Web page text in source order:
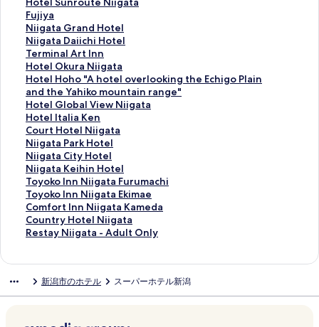
k
o
N
i
i
g
a
t
a
の
ペ
ー
ジ
を
開
く
リ
ン
l
&
R
e
s
o
r
t
N
i
i
g
a
t
a
E
k
i
O
d
e
l
N
i
i
g
a
t
a
S
t
a
t
i
o
n
の
ペ
開
く
i
S
i
l
v
e
r
H
o
t
e
l
の
ペ
ー
ジ
を
開
ク
o
r
t
H
o
t
e
l
N
i
i
g
a
t
a
の
ペ
ー
く
リ
f
o
r
t
I
n
n
N
i
i
g
a
t
a
C
h
u
o
r
t
e
l
R
o
u
t
e
-
I
n
n
N
i
i
g
a
t
s
o
t
e
l
S
u
n
r
o
u
t
e
N
i
i
g
a
t
ー
ジ
Fujiya
F
u
j
i
y
a
の
ペ
ー
ジ
を
開
く
リ
ン
ク
Niigata Grand Hotel
N
i
i
g
a
t
a
G
r
a
n
d
H
o
t
e
l
ジ
を
Niigata Daiichi Hotel
N
i
i
g
a
t
a
D
a
i
i
c
h
i
H
o
の
ペ
Terminal Art Inn
T
e
r
m
i
n
a
l
A
r
t
I
n
n
の
を
開
Hotel Okura Niigata
H
o
t
e
l
O
k
u
r
a
N
i
i
g
の
ペ
Hotel Hoho "A hotel overlooking the Echigo Plain
and the Yahiko mountain range"
H
o
t
e
l
H
o
h
o
"
A
h
o
v
Hotel Global View Niigata
H
o
t
e
l
G
l
o
b
a
l
N
Hotel Italia Ken
H
o
t
e
l
I
t
a
l
i
の
Court Hotel Niigata
C
o
u
r
t
H
o
t
e
g
Niigata Park Hotel
N
i
i
g
a
t
a
P
o
Niigata City Hotel
N
i
i
g
a
t
a
H
Niigata Keihin Hotel
N
i
i
g
a
t
h
Toyoko Inn Niigata Furumachi
T
o
y
o
k
N
Toyoko Inn Niigata Ekimae
T
o
y
o
n
Comfort Inn Niigata Kameda
C
o
m
I
Country Hotel Niigata
C
o
y
Restay Niigata - Adult Only
R
y
新潟市のホテル スーパーホテル新潟